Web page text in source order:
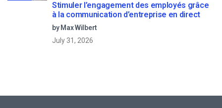
Stimuler l’engagement des employés grâce
à la communication d’entreprise en direct
by Max Wilbert
July 31, 2026